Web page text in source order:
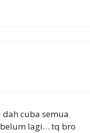
cuba semua
lagi… tq bro